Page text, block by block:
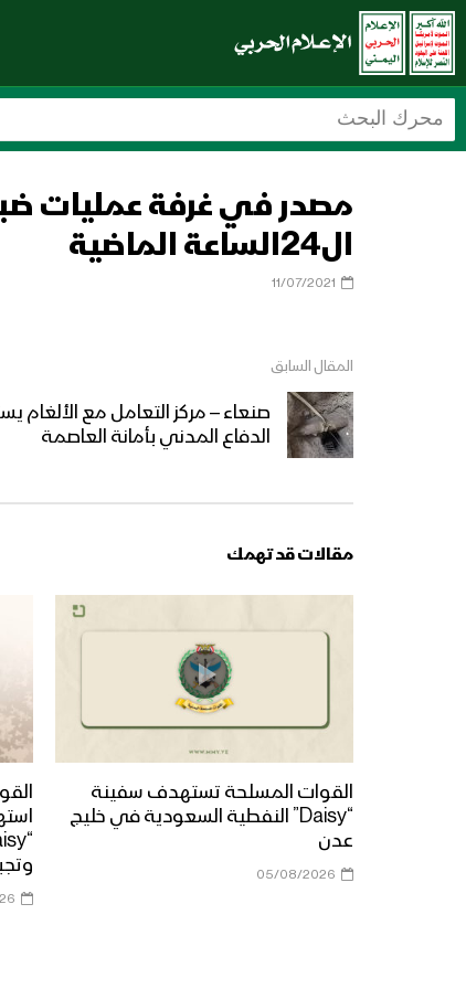
ال24الساعة الماضية
11/07/2021
المقال السابق
صنعاء – مركز التعامل مع الألغام
الدفاع المدني بأمانة العاصمة
مقالات قد تهمك
القوات المسلحة تستهدف سفينة
“Daisy” النفطية السعودية في خليج
عدن
05/08/2026